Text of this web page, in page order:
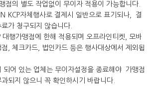
점의 별도 작업없이 무이자 적용이 가능합니다.
KCP자체행사로 결제시 일반으로 표기되나, 결
가 청구되지 않습니다.
행가맹점에 한해 적용되며 오프라인티켓, 모바
, 체크카드, 법인카드 등은 행사대상에서 제외됩
어 있는 업체는 무이자설정을 종료해야 가맹점
되지 않으니 꼭 확인하시기 바랍니다.